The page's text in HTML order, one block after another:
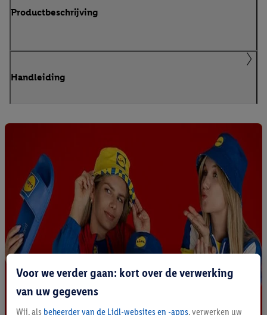
Productbeschrijving
Handleiding
Voor we verder gaan: kort over de verwerking
van uw gegevens
Wij, als beheerder van de Lidl-websites en -apps, verwerken uw